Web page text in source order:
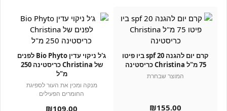
קרם יום להגנה spf 20 ביו פיטו
75 מ"ל Christina כריסטינה
המוצר שבחרת
₪155.00
ג'ל ניקוי עדין Bio Phyto לפנים
של Christina כריסטינה 250
מ"ל
מנקה ומכין את העור לספיגת
החומרים הפעילים
₪109.00